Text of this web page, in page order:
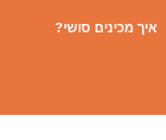
איך מכינים סושי?